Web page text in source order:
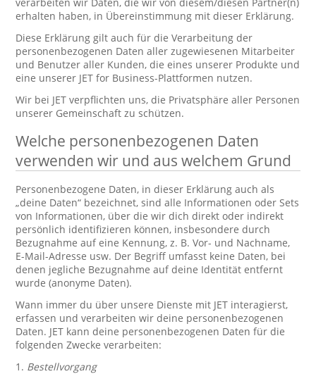
erhalten haben, in Übereinstimmung mit dieser Erklärung.
Diese Erklärung gilt auch für die Verarbeitung der
personenbezogenen Daten aller zugewiesenen Mitarbeiter
und Benutzer aller Kunden, die eines unserer Produkte und
eine unserer JET for Business-Plattformen nutzen.
Wir bei JET verpflichten uns, die Privatsphäre aller Personen
unserer Gemeinschaft zu schützen.
Welche personenbezogenen Daten
verwenden wir und aus welchem Grund
Personenbezogene Daten, in dieser Erklärung auch als
„deine Daten“ bezeichnet, sind alle Informationen oder Sets
von Informationen, über die wir dich direkt oder indirekt
persönlich identifizieren können, insbesondere durch
Bezugnahme auf eine Kennung, z. B. Vor- und Nachname,
E-Mail-Adresse usw. Der Begriff umfasst keine Daten, bei
denen jegliche Bezugnahme auf deine Identität entfernt
wurde (anonyme Daten).
Wann immer du über unsere Dienste mit JET interagierst,
erfassen und verarbeiten wir deine personenbezogenen
Daten. JET kann deine personenbezogenen Daten für die
folgenden Zwecke verarbeiten:
1. Bestellvorgang